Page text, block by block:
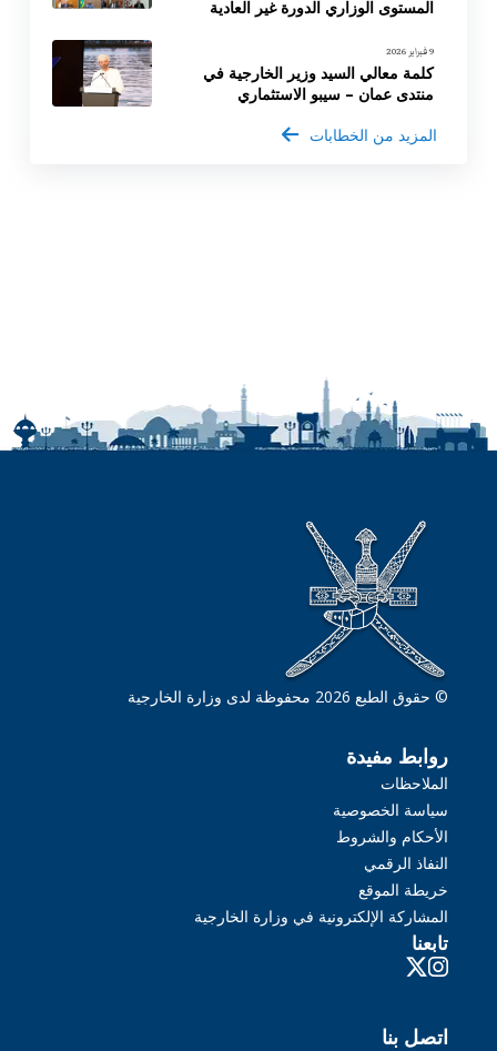
المستوى الوزاري الدورة غير العادية
9 فبراير 2026
كلمة معالي السيد وزير الخارجية في
منتدى عمان – سيبو الاستثماري
المزيد من الخطابات
© حقوق الطبع 2026 محفوظة لدى وزارة الخارجية
روابط مفيدة
الملاحظات
سياسة الخصوصية
الأحكام والشروط
النفاذ الرقمي
خريطة الموقع
المشاركة الإلكترونية في وزارة الخارجية
تابعنا
اتصل بنا